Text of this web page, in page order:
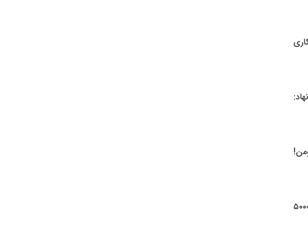
حتی ۱۴۰۰تومن!
در ازای کار خیر ۵۰۰۰